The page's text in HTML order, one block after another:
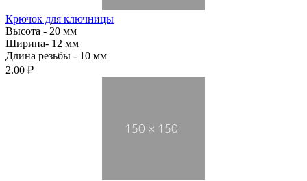
Крючок для ключницы
Высота - 20 мм
Ширина- 12 мм
Длина резьбы - 10 мм
2.00 ₽